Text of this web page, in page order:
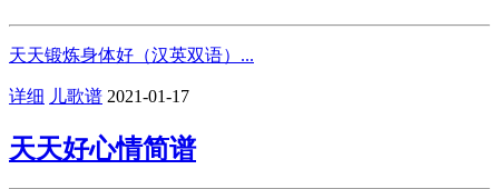
天天锻炼身体好（汉英双语）...
详细 儿歌谱 2021-01-17
天天好心情简谱